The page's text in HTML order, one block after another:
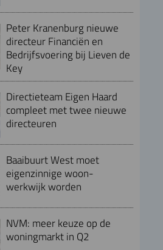
Peter Kranenburg nieuwe
directeur Financiën en
Bedrijfsvoering bij Lieven de
Key
Directieteam Eigen Haard
compleet met twee nieuwe
directeuren
Baaibuurt West moet
eigenzinnige woon-
werkwijk worden
NVM: meer keuze op de
woningmarkt in Q2